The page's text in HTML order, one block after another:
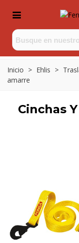
Inicio > Ehlis >
amarre
Cinchas